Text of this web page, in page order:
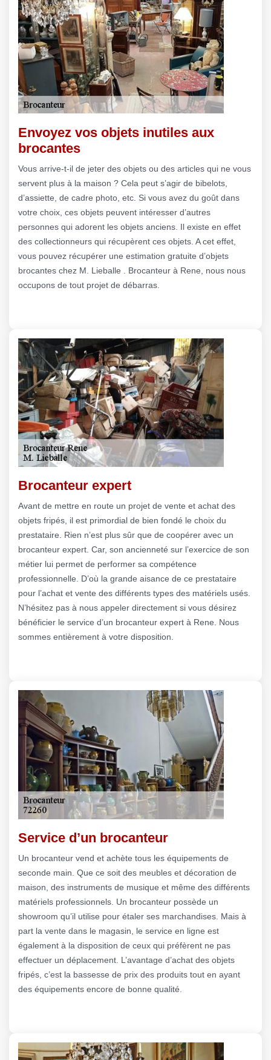
Envoyez vos objets inutiles aux
brocantes
Vous arrive-t-il de jeter des objets ou des articles qui ne vous
servent plus à la maison ? Cela peut s’agir de bibelots,
d’assiette, de cadre photo, etc. Si vous avez du goût dans
votre choix, ces objets peuvent intéresser d’autres
personnes qui adorent les objets anciens. Il existe en effet
des collectionneurs qui récupèrent ces objets. A cet effet,
vous pouvez récupérer une estimation gratuite d’objets
brocantes chez M. Lieballe . Brocanteur à Rene, nous nous
occupons de tout projet de débarras.
Brocanteur expert
Avant de mettre en route un projet de vente et achat des
objets fripés, il est primordial de bien fondé le choix du
prestataire. Rien n’est plus sûr que de coopérer avec un
brocanteur expert. Car, son ancienneté sur l’exercice de son
métier lui permet de performer sa compétence
professionnelle. D’où la grande aisance de ce prestataire
pour l’achat et vente des différents types des matériels usés.
N’hésitez pas à nous appeler directement si vous désirez
bénéficier le service d’un brocanteur expert à Rene. Nous
sommes entièrement à votre disposition.
Service d’un brocanteur
Un brocanteur vend et achète tous les équipements de
seconde main. Que ce soit des meubles et décoration de
maison, des instruments de musique et même des différents
matériels professionnels. Un brocanteur possède un
showroom qu’il utilise pour étaler ses marchandises. Mais à
part la vente dans le magasin, le service en ligne est
également à la disposition de ceux qui préfèrent ne pas
effectuer un déplacement. L’avantage d’achat des objets
fripés, c’est la bassesse de prix des produits tout en ayant
des équipements encore de bonne qualité.